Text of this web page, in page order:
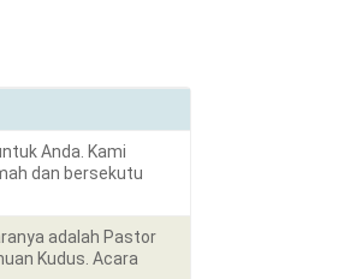
Anda. Kami
dan bersekutu
adalah Pastor
Kudus. Acara